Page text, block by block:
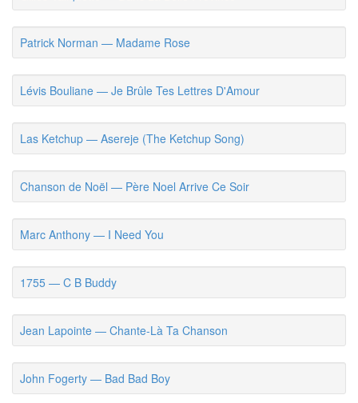
Patrick Norman — Madame Rose
Lévis Bouliane — Je Brûle Tes Lettres D'Amour
Las Ketchup — Asereje (The Ketchup Song)
Chanson de Noël — Père Noel Arrive Ce Soir
Marc Anthony — I Need You
1755 — C B Buddy
Jean Lapointe — Chante-Là Ta Chanson
John Fogerty — Bad Bad Boy